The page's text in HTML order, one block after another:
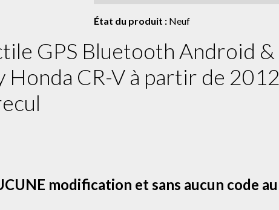
État du produit : Neuf
GPS Bluetooth Android &
Honda CR-V à partir de 2012
modification et sans aucun code au